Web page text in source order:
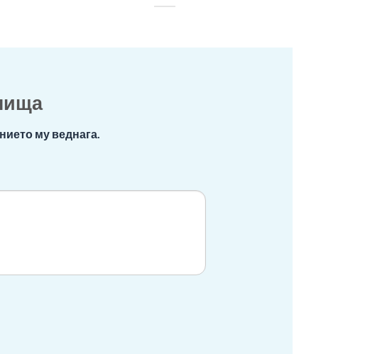
му веднага.